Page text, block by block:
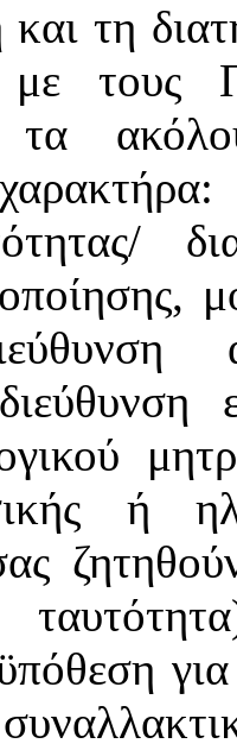
τη
με τους
τα
ή